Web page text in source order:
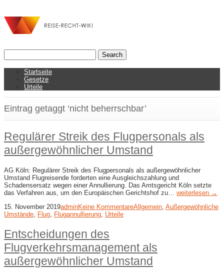
Startseite
Gesetze
Urteile
Eintrag getaggt ‘nicht beherrschbar’
Regulärer Streik des Flugpersonals als
außergewöhnlicher Umstand
AG Köln: Regulärer Streik des Flugpersonals als außergewöhnlicher
Umstand Flugreisende forderten eine Ausgleichszahlung und
Schadensersatz wegen einer Annullierung. Das Amtsgericht Köln setzte
das Verfahren aus, um den Europäischen Gerichtshof zu… weiterlesen →
15. November 2019adminKeine KommentareAllgemein, Außergewöhnliche
Umstände, Flug, Flugannullierung, Urteile
Entscheidungen des
Flugverkehrsmanagement als
außergewöhnlicher Umstand